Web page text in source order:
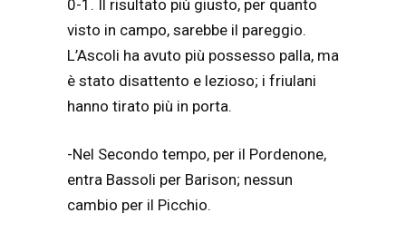
0-1. Il risultato più giusto, per quanto
visto in campo, sarebbe il pareggio.
L’Ascoli ha avuto più possesso palla, ma
è stato disattento e lezioso; i friulani
hanno tirato più in porta.
-Nel Secondo tempo, per il Pordenone,
entra Bassoli per Barison; nessun
cambio per il Picchio.